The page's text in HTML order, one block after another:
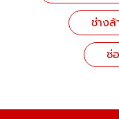
ช่าง
ซ่